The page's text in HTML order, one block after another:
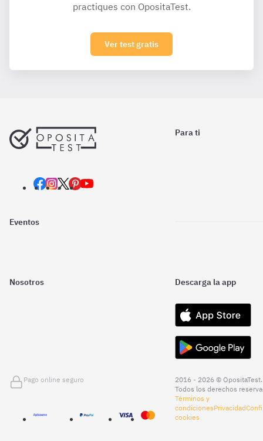
practiques con OpositaTest.
Ver test gratis
Para ti
Eventos
Nosotros Descarga la app
Pago online seguro
2016 - 2026 © OpositaTest.
Todos los derechos
Términos y
condicionesPrivacidad
cookies